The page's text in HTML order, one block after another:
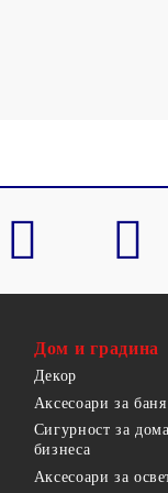
Дом и градина
Декор
Аксесоари за баня
Сигурност за
бизнеса
Аксесоари за